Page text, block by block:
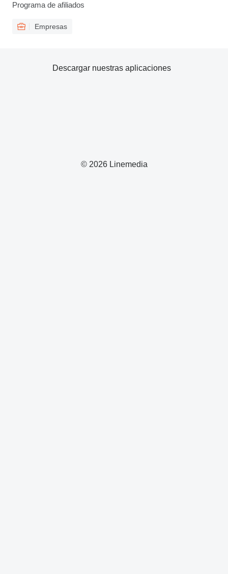
Programa de afiliados
Empresas
© 2026 Linemedia
Descargar nuestras aplicaciones